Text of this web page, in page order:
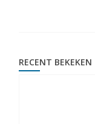
RECENT BEKEKEN